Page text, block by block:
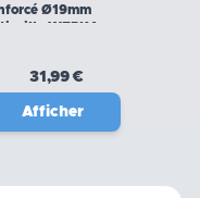
Ø19mm
WERKA
31,99 €
Afficher